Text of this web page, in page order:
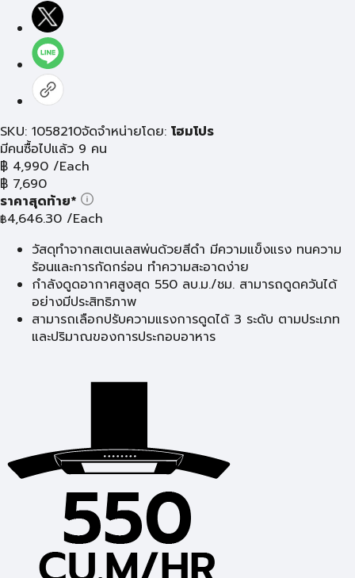
SKU: 1058210จัดจำหน่ายโดย: โฮมโปร
มีคนซื้อไปแล้ว 9 คน
฿ 4,990 /Each
฿ 7,690
ราคาสุดท้าย*
฿4,646.30 /Each
วัสดุทำจากสเตนเลสพ่นด้วยสีดำ มีความแข็งแรง ทนความ
ร้อนและการกัดกร่อน ทำความสะอาดง่าย
กำลังดูดอากาศสูงสุด 550 ลบ.ม./ชม. สามารถดูดควันได้
อย่างมีประสิทธิภาพ
สามารถเลือกปรับความแรงการดูดได้ 3 ระดับ ตามประเภท
และปริมาณของการประกอบอาหาร